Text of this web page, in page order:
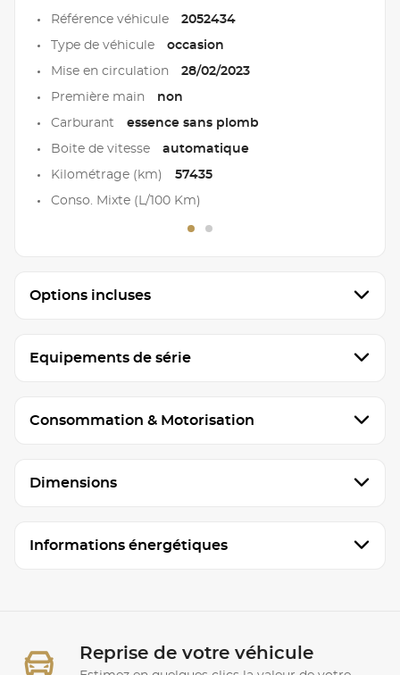
Référence véhicule 2052434
Type de véhicule occasion
Mise en circulation 28/02/2023
Première main non
Carburant essence sans plomb
Boite de vitesse automatique
Kilométrage (km) 57435
Conso. Mixte (L/100 Km)
Options incluses
Equipements de série
Consommation & Motorisation
Dimensions
Informations énergétiques
Reprise de votre véhicule